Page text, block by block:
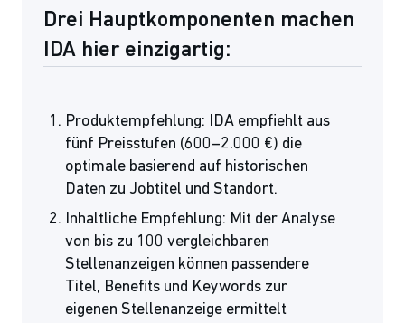
Drei Hauptkomponenten machen
IDA hier einzigartig:
Produktempfehlung: IDA empfiehlt aus
fünf Preisstufen (600–2.000 €) die
optimale basierend auf historischen
Daten zu Jobtitel und Standort.
Inhaltliche Empfehlung: Mit der Analyse
von bis zu 100 vergleichbaren
Stellenanzeigen können passendere
Titel, Benefits und Keywords zur
eigenen Stellenanzeige ermittelt